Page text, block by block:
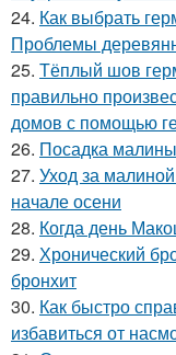
24. Как выбрать
Проблемы
25. Тёплый шов
правильно
домов с помощью
26. Посадка
27. Уход за
начале осени
28. Когда день
29. Хронический
бронхит
30. Как быстро
избавиться от